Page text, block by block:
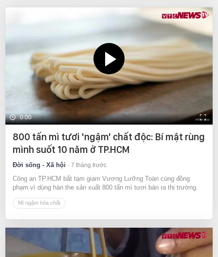
0:00
800 tấn mì tươi 'ngậm' chất độc: Bí mật rùng
mình suốt 10 năm ở TP.HCM
Đời sống - Xã hội 7 tháng trước
Công an TP.HCM bắt tạm giam Vương Lưỡng Toàn cùng đồng
phạm vì dùng hàn the sản xuất 800 tấn mì tươi bán ra thị trường.
Mì ngậm hóa chất